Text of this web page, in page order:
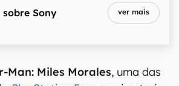
sobre Sony ver mais
Man: Miles Morales, uma das